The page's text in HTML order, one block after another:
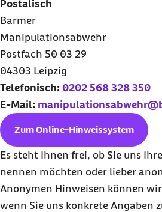
Postalisch
Barmer
Manipulationsabwehr
Postfach 50 03 29
04303 Leipzig
Telefonisch: 0202 568 328 350
E-Mail:
Zum Online-Hinweissystem
Es steht Ihnen frei, ob Sie uns
nennen möchten oder lieber
Anonymen Hinweisen können
wenn Sie uns konkrete Angaben